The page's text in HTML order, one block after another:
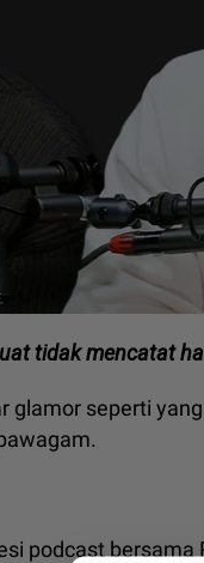
tidak mencatat
seperti
podcast bersama